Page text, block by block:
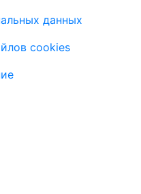
данных
cookies